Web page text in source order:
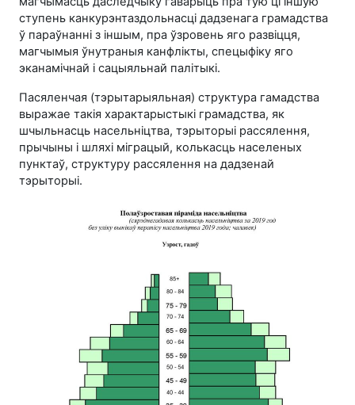
ступень канкурэнтаздольнасці дадзенага грамадства
ў параўнанні з іншым, пра ўзровень яго развіцця,
магчымыя ўнутраныя канфлікты, спецыфіку яго
эканамічнай і сацыяльнай палітыкі.
Пасяленчая (тэрытарыяльная) структура гамадства
выражае такія характарыстыкі грамадства, як
шчыльнасць насельніцтва, тэрыторыі рассялення,
прычыны і шляхі міграцый, колькасць населеных
пунктаў, структуру рассялення на дадзенай
тэрыторыі.